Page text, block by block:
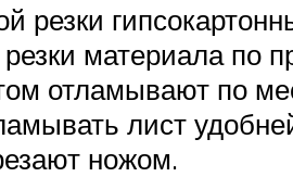
резки
материала по
отламывают по
лист
ножом.